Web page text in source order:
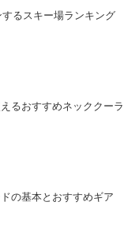
るスキー場ランキング
るおすすめネッククーラ
の基本とおすすめギア